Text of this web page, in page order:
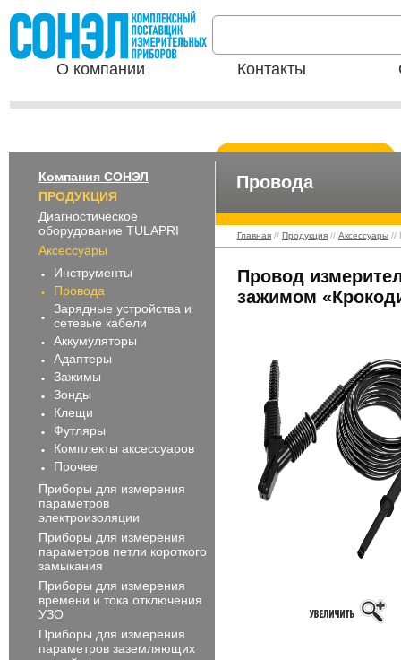
О компании Контакты
Компания СОНЭЛ
ПРОДУКЦИЯ
Диагностическое
оборудование TULAPRI
Аксессуары
Инструменты
Провода
Зарядные устройства и
сетевые кабели
Аккумуляторы
Адаптеры
Зажимы
Зонды
Клещи
Футляры
Комплекты аксессуаров
Прочее
Приборы для измерения
параметров
электроизоляции
Приборы для измерения
параметров петли короткого
замыкания
Приборы для измерения
времени и тока отключения
УЗО
Приборы для измерения
параметров заземляющих
Провода
Главная // Продукция // Аксессуары //
Провод
зажимом